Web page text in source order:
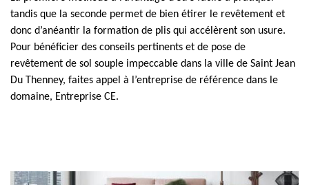
tandis que la seconde permet de bien étirer le revêtement et
donc d’anéantir la formation de plis qui accélèrent son usure.
Pour bénéficier des conseils pertinents et de pose de
revêtement de sol souple impeccable dans la ville de Saint Jean
Du Thenney, faites appel à l’entreprise de référence dans le
domaine, Entreprise CE.